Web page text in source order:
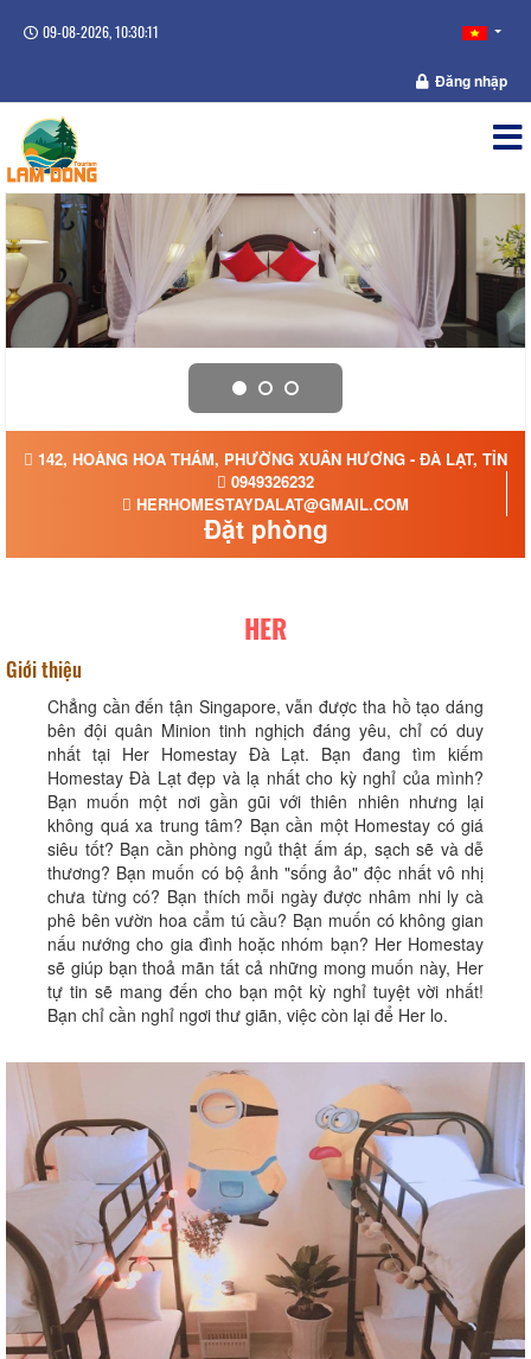
09-08-2026, 10:30:11
Đăng nhập
142, HOÀNG HOA THÁM, PHƯỜNG XUÂN HƯƠNG - ĐÀ LẠT, TỈNH
0949326232
HERHOMESTAYDALAT@GMAIL.COM
Đặt phòng
HER
Giới thiệu
Chẳng cần đến tận Singapore, vẫn được tha hồ tạo dáng
bên đội quân Minion tinh nghịch đáng yêu, chỉ có duy
nhất tại Her Homestay Đà Lạt. Bạn đang tìm kiếm
Homestay Đà Lạt đẹp và lạ nhất cho kỳ nghỉ của mình?
Bạn muốn một nơi gần gũi với thiên nhiên nhưng lại
không quá xa trung tâm? Bạn cần một Homestay có giá
siêu tốt? Bạn cần phòng ngủ thật ấm áp, sạch sẽ và dễ
thương? Bạn muốn có bộ ảnh "sống ảo" độc nhất vô nhị
chưa từng có? Bạn thích mỗi ngày được nhâm nhi ly cà
phê bên vườn hoa cẩm tú cầu? Bạn muốn có không gian
nấu nướng cho gia đình hoặc nhóm bạn? Her Homestay
sẽ giúp bạn thoả mãn tất cả những mong muốn này, Her
tự tin sẽ mang đến cho bạn một kỳ nghỉ tuyệt vời nhất!
Bạn chỉ cần nghỉ ngơi thư giãn, việc còn lại để Her lo.